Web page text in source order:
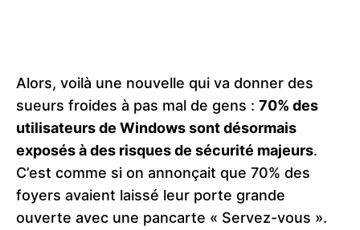
Alors, voilà une nouvelle qui va donner des
sueurs froides à pas mal de gens : 70% des
utilisateurs de Windows sont désormais
exposés à des risques de sécurité majeurs.
C’est comme si on annonçait que 70% des
foyers avaient laissé leur porte grande
ouverte avec une pancarte « Servez-vous ».